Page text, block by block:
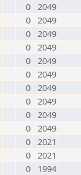
0 2049
0 2049
0 2049
0 2049
0 2049
0 2049
0 2049
0 2049
0 2049
0 2049
0 2021
0 2021
0
1994